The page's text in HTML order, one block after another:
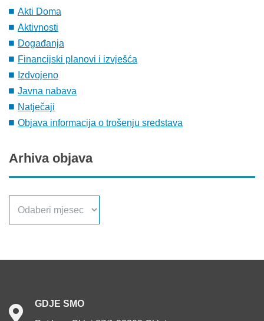
Akti Doma
Aktivnosti
Događanja
Financijski planovi i izvješća
Izdvojeno
Javna nabava
Natječaji
Objava informacija o trošenju sredstava
Arhiva objava
GDJE SMO